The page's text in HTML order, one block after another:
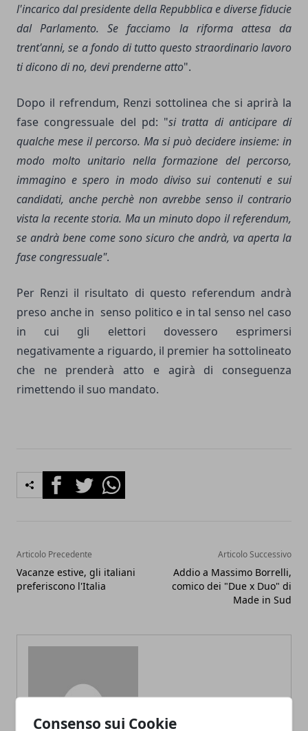
Consenso sui Cookie
l'incarico dal presidente della Repubblica e diverse fiducie
dal Parlamento. Se facciamo la riforma attesa da
trent'anni, se a fondo di tutto questo straordinario lavoro
ti dicono di no, devi prenderne atto".
Dopo il refrendum, Renzi sottolinea che si aprirà la
fase congressuale del pd: "si tratta di anticipare di
qualche mese il percorso. Ma si può decidere insieme: in
modo molto unitario nella formazione del percorso,
immagino e spero in modo diviso sui contenuti e sui
candidati, anche perchè non avrebbe senso il contrario
vista la recente storia. Ma un minuto dopo il referendum,
se andrà bene come sono sicuro che andrà, va aperta la
fase congressuale".
Per Renzi il risultato di questo referendum andrà
preso anche in senso politico e in tal senso nel caso
in cui gli elettori dovessero esprimersi
negativamente a riguardo, il premier ha sottolineato
che ne prenderà atto e agirà di conseguenza
rimettendo il suo mandato.
FacebookTwitterWhatsapp
Articolo Precedente
Vacanze estive, gli italiani
preferiscono l'Italia
Articolo Successivo
Addio a Massimo Borrelli,
comico dei "Due x Duo" di
Made in Sud